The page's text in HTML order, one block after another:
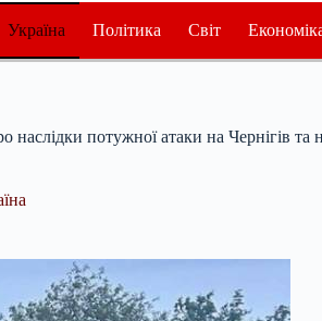
Україна Політика Світ
потужної атаки на Чернігів та